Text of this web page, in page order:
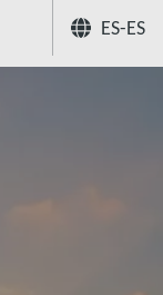
ES-ES